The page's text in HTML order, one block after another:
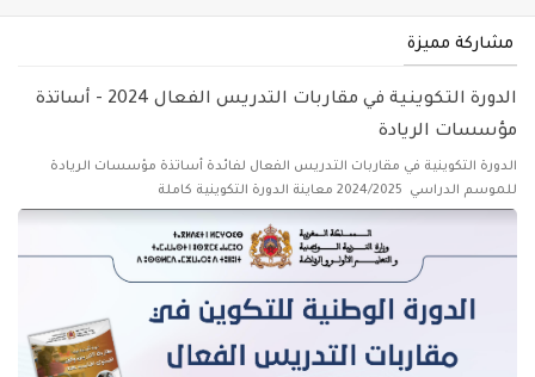
مشاركة مميزة
الدورة التكوينية في مقاربات التدريس الفعال 2024 - أساتذة
مؤسسات الريادة
الدورة التكوينية في مقاربات التدريس الفعال لفائدة أساتذة مؤسسات الريادة
للموسم الدراسي 2024/2025 معاينة الدورة التكوينية كاملة